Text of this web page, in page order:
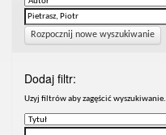
Rozpocznij nowe wyszukiwanie
Dodaj filtr:
Uzyj filtrów aby zagęścić wyszukiwanie.